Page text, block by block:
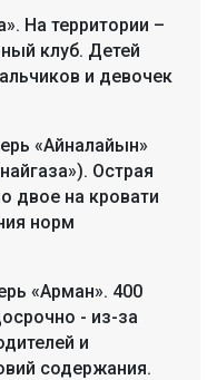
На территории –
клуб. Детей
и девочек
«Айналайын»
Острая
двое на кровати
норм
«Арман». 400
- из-за
и
содержания.